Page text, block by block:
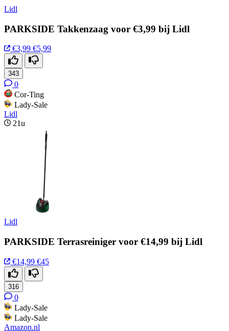
Lidl
PARKSIDE Takkenzaag voor €3,99 bij Lidl
€3,99 €5,99
343
0
Cor-Ting
Lady-Sale
Lidl
21u
Lidl
PARKSIDE Terrasreiniger voor €14,99 bij Lidl
€14,99 €45
316
0
Lady-Sale
Lady-Sale
Amazon.nl